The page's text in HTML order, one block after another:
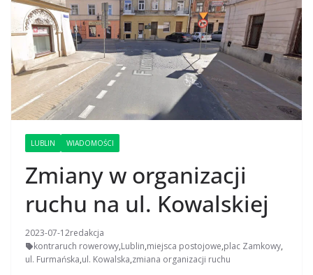
LUBLIN WIADOMOŚCI
Zmiany w organizacji
ruchu na ul. Kowalskiej
2023-07-12redakcja
kontraruch rowerowy,Lublin,miejsca postojowe,plac Zamkowy,
ul. Furmańska,ul. Kowalska,zmiana organizacji ruchu